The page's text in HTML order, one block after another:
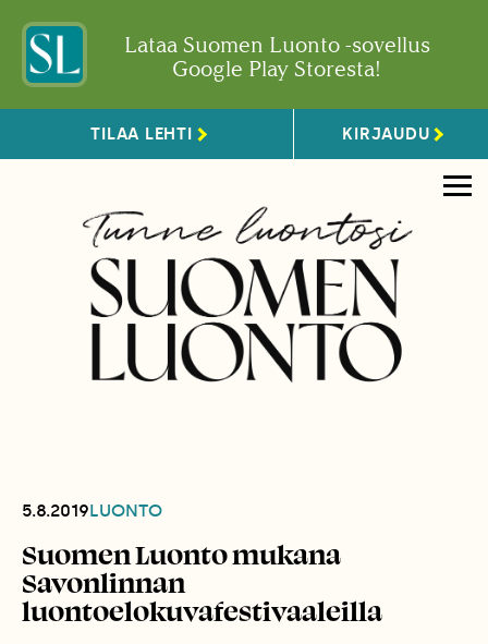
Lataa Suomen Luonto -sovellus
Google Play Storesta!
TILAA LEHTI KIRJAUDU
5.8.2019LUONTO
Suomen Luonto mukana
Savonlinnan
luontoelokuvafestivaaleilla